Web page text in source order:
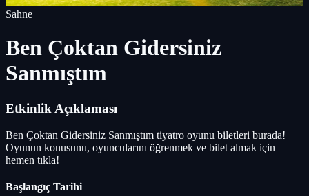
Sahne
Ben Çoktan Gidersiniz
Sanmıştım
Etkinlik Açıklaması
Ben Çoktan Gidersiniz Sanmıştım tiyatro oyunu biletleri burada!
Oyunun konusunu, oyuncularını öğrenmek ve bilet almak için
hemen tıkla!
Başlangıç Tarihi